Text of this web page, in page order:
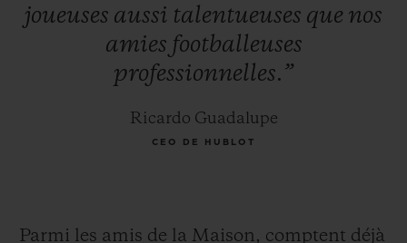
joueuses aussi talentueuses que nos
amies footballeuses
professionnelles.”
Ricardo Guadalupe
CEO DE HUBLOT
Parmi les amis de la Maison, comptent déjà